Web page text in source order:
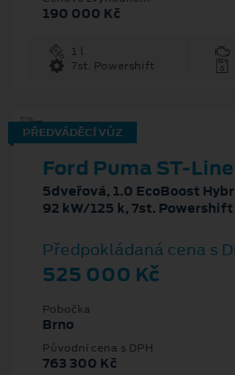
190 000 Kč
1 l
7st. Powershift
PŘEDVÁDĚCÍ VŮZ
Ford Puma ST-Line
5dveřová, 1.0 EcoBoost
92 kW/125 k, 7st. Powershift
Předpokládaná cena s
525 000 Kč
Pobočka
Brno
Původní cena s DPH
763 300 Kč